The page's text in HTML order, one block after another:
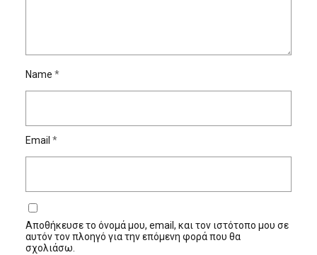
Name *
Email *
Αποθήκευσε το όνομά μου, email, και τον ιστότοπο μου σε
αυτόν τον πλοηγό για την επόμενη φορά που θα
σχολιάσω.